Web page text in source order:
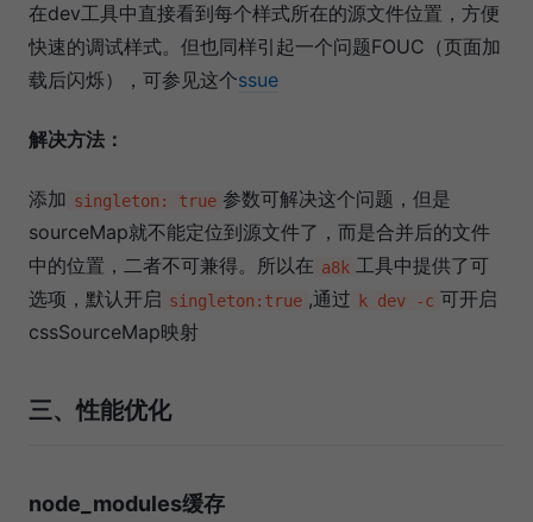
在dev工具中直接看到每个样式所在的源文件位置，方便
快速的调试样式。但也同样引起一个问题FOUC（页面加
载后闪烁），可参见这个ssue
解决方法：
添加 singleton: true 参数可解决这个问题，但是
sourceMap就不能定位到源文件了，而是合并后的文件
中的位置，二者不可兼得。所以在 a8k 工具中提供了可
选项，默认开启 singleton:true ,通过 k dev -c 可开启
cssSourceMap映射
三、性能优化
node_modules缓存